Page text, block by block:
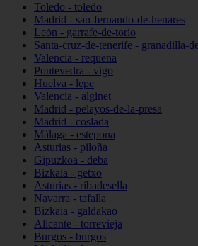
Toledo - toledo
Madrid - san-fernando-de-henares
León - garrafe-de-torío
Santa-cruz-de-tenerife - granadilla-
Valencia - requena
Pontevedra - vigo
Huelva - lepe
Valencia - alginet
Madrid - pelayos-de-la-presa
Madrid - coslada
Málaga - estepona
Asturias - piloña
Gipuzkoa - deba
Bizkaia - getxo
Asturias - ribadesella
Navarra - tafalla
Bizkaia - galdakao
Alicante - torrevieja
Burgos - burgos